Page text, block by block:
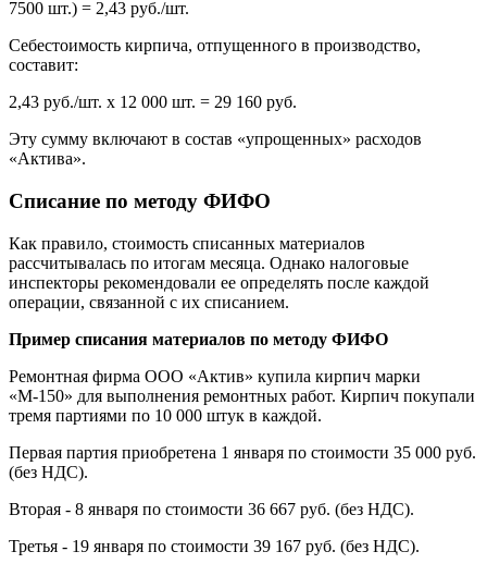
7500 шт.) = 2,43 руб./шт.
Себестоимость кирпича, отпущенного в производство,
составит:
2,43 руб./шт. x 12 000 шт. = 29 160 руб.
Эту сумму включают в состав «упрощенных» расходов
«Актива».
Списание по методу ФИФО
Как правило, стоимость списанных материалов
рассчитывалась по итогам месяца. Однако налоговые
инспекторы рекомендовали ее определять после каждой
операции, связанной с их списанием.
Пример списания материалов по методу ФИФО
Ремонтная фирма ООО «Актив» купила кирпич марки
«М-150» для выполнения ремонтных работ. Кирпич покупали
тремя партиями по 10 000 штук в каждой.
Первая партия приобретена 1 января по стоимости 35 000 руб.
(без НДС).
Вторая - 8 января по стоимости 36 667 руб. (без НДС).
Третья - 19 января по стоимости 39 167 руб. (без НДС).